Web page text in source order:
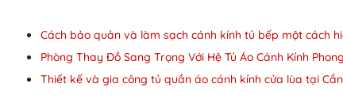
Cách bảo quản và làm sạch cánh kính tủ bếp một cách
Phòng Thay Đồ Sang Trọng Với Hệ Tủ Áo Cánh Kính
Thiết kế và gia công tủ quần áo cánh kính cửa lùa tại